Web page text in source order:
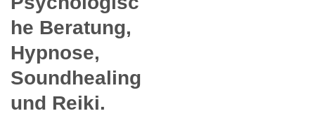
he Beratung,
Hypnose,
Soundhealing
und Reiki.